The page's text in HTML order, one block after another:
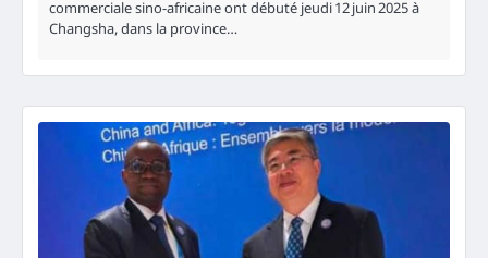
commerciale sino-africaine ont débuté jeudi 12 juin 2025 à
Changsha, dans la province…